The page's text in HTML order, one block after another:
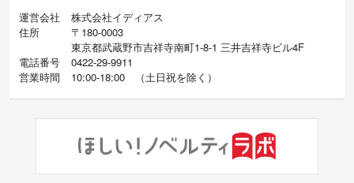
運営会社
株式会社イディアス
住所
〒180-0003
東京都武蔵野市吉祥寺南町1-8-1 三井吉祥寺ビル4F
電話番号
0422-29-9911
営業時間
10:00-18:00 （土日祝を除く）